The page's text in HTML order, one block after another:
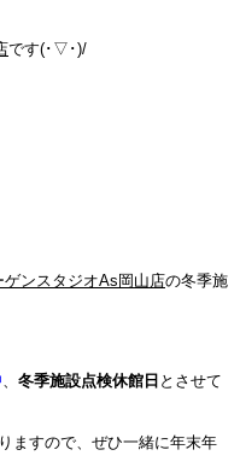
です(･▽･)/
ンスタジオAs岡山店の冬季施
、 冬季施設点検休館日 とさせて
ますので、ぜひ一緒に年末年
ナー開催
ッフブログ